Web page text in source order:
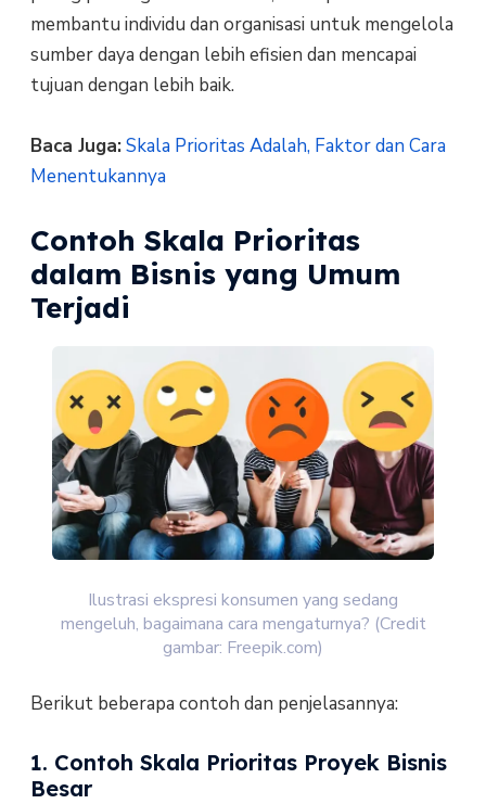
membantu individu dan organisasi untuk mengelola
sumber daya dengan lebih efisien dan mencapai
tujuan dengan lebih baik.
Baca Juga:Skala Prioritas Adalah, Faktor dan Cara
Menentukannya
Contoh Skala Prioritas
dalam Bisnis yang Umum
Terjadi
Ilustrasi ekspresi konsumen yang sedang
mengeluh, bagaimana cara mengaturnya? (Credit
gambar: Freepik.com)
Berikut beberapa contoh dan penjelasannya:
1. Contoh Skala Prioritas Proyek Bisnis
Besar